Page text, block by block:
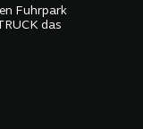
Fuhrpark
das